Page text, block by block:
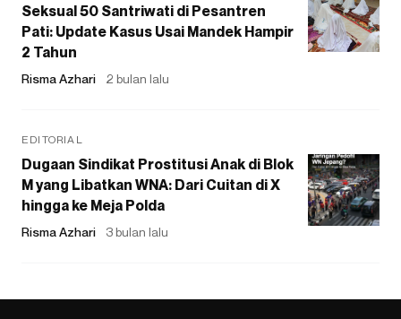
Seksual 50 Santriwati di Pesantren
Pati: Update Kasus Usai Mandek Hampir
2 Tahun
Risma Azhari 2 bulan lalu
EDITORIAL
Dugaan Sindikat Prostitusi Anak di Blok
M yang Libatkan WNA: Dari Cuitan di X
hingga ke Meja Polda
Risma Azhari 3 bulan lalu